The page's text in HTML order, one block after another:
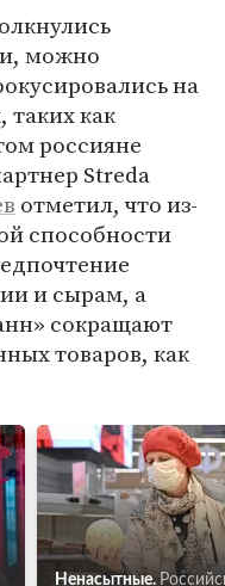
можно
на
таких как
россияне
Streda
отметил, что из-
способности
и сырам, а
сокращают
товаров, как
Ненасытные.